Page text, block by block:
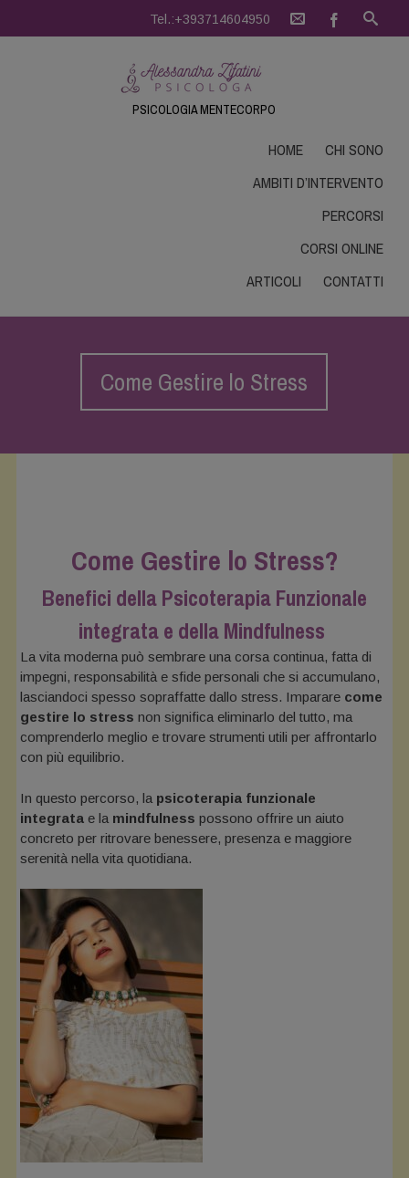
Tel.:+393714604950
PSICOLOGIA MENTECORPO
HOME
CHI SONO
AMBITI D’INTERVENTO
PERCORSI
CORSI ONLINE
ARTICOLI
CONTATTI
Come Gestire lo Stress
Come Gestire lo Stress?
Benefici della Psicoterapia Funzionale
integrata e della Mindfulness
La vita moderna può sembrare una corsa continua, fatta di
impegni, responsabilità e sfide personali che si accumulano,
lasciandoci spesso sopraffatte dallo stress. Imparare come
gestire lo stress non significa eliminarlo del tutto, ma
comprenderlo meglio e trovare strumenti utili per affrontarlo
con più equilibrio.
In questo percorso, la psicoterapia funzionale
integrata e la mindfulness possono offrire un aiuto
concreto per ritrovare benessere, presenza e maggiore
serenità nella vita quotidiana.